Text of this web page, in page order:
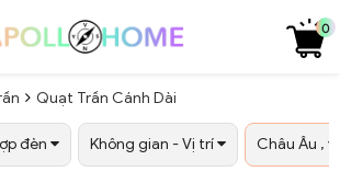
0
Quạt Trần Cánh Dài
đèn Không gian - Vị trí Châu Âu ,